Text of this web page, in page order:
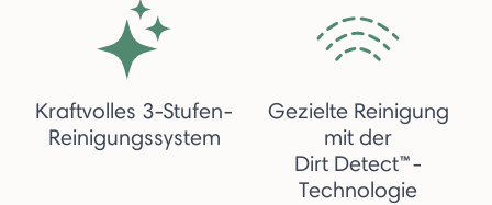
Kraftvolles 3-Stufen-
Reinigungssystem
Gezielte Reinigung
mit der
Dirt Detect™-
Technologie